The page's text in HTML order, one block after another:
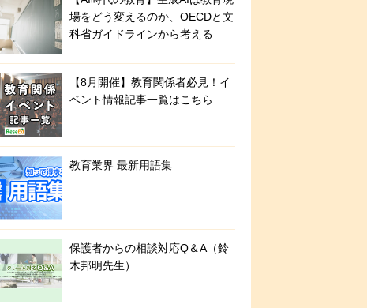
場をどう変えるのか、OECDと文
科省ガイドラインから考える
【8月開催】教育関係者必見！イ
ベント情報記事一覧はこちら
教育業界 最新用語集
保護者からの相談対応Q＆A（鈴
木邦明先生）